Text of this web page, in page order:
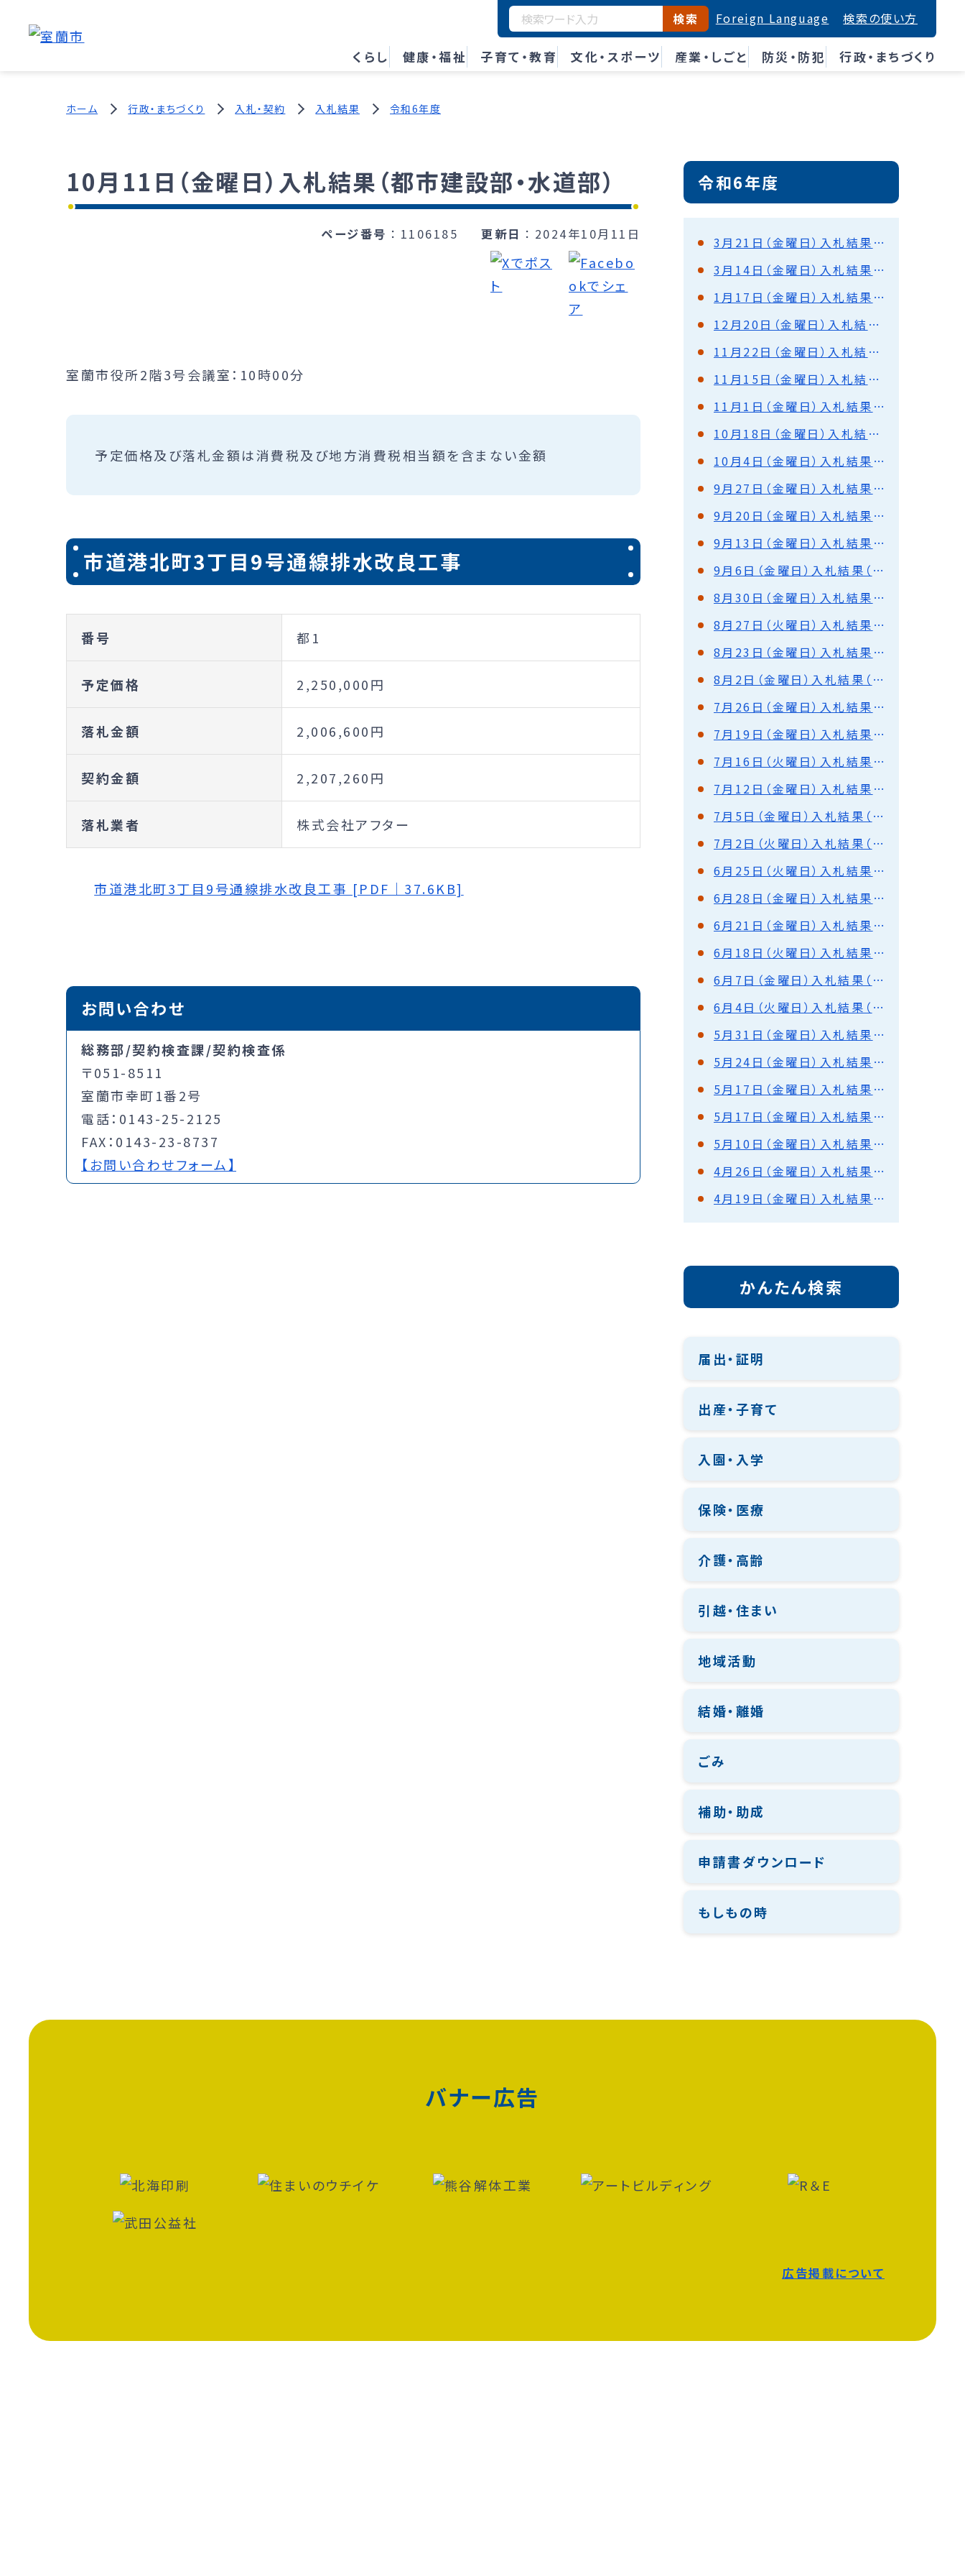
くらし 健康・福祉 子育て・教育 文化・スポーツ 産業・しごと 防災・防犯 行政・まちづくり
検索 Foreign Language 検索の使い方
ホーム 行政・まちづくり 入札・契約 入札結果 令和6年度
10月11日（金曜日）入札結果（都市建設部・水道部）
ページ番号 1106185 更新日 2024年10月11日
室蘭市役所2階3号会議室：10時00分
予定価格及び落札金額は消費税及び地方消費税相当額を含まない金額
市道港北町3丁目9号通線排水改良工事
番号 都1
予定価格 2,250,000円
落札金額 2,006,600円
契約金額 2,207,260円
落札業者 株式会社アフター
市道港北町3丁目9号通線排水改良工事 [PDF｜37.6KB]
お問い合わせ
総務部/契約検査課/契約検査係
〒051-8511
室蘭市幸町1番2号
電話：0143-25-2125
FAX：0143-23-8737
【お問い合わせフォーム】
令和6年度
3月21日（金曜日）入札結果（都市建設部・水道部）
3月14日（金曜日）入札結果（都市建設部・水道部）
1月17日（金曜日）入札結果（都市建設部・水道部）
12月20日（金曜日）入札結果（都市建設部・水道部）
11月22日（金曜日）入札結果（都市建設部・水道部）
11月15日（金曜日）入札結果（都市建設部・水道部）
11月1日（金曜日）入札結果（都市建設部・水道部）
10月18日（金曜日）入札結果（都市建設部・水道部）
10月4日（金曜日）入札結果（都市建設部・水道部）
9月27日（金曜日）入札結果（都市建設部・水道部）
9月20日（金曜日）入札結果（都市建設部・水道部）
9月13日（金曜日）入札結果（都市建設部・水道部）
9月6日（金曜日）入札結果（都市建設部・水道部）
8月30日（金曜日）入札結果（都市建設部・水道部）
8月27日（火曜日）入札結果（都市建設部・水道部）
8月23日（金曜日）入札結果（水道部）
8月2日（金曜日）入札結果（都市建設部・水道部）
7月26日（金曜日）入札結果（都市建設部・水道部）
7月19日（金曜日）入札結果（水道部）
7月16日（火曜日）入札結果（水道部）
7月12日（金曜日）入札結果（都市建設部・水道部）
7月5日（金曜日）入札結果（都市建設部・水道部）
7月2日（火曜日）入札結果（都市建設部）
6月25日（火曜日）入札結果（都市建設部）
6月28日（金曜日）入札結果（都市建設部）
6月21日（金曜日）入札結果（都市建設部・水道部）
6月18日（火曜日）入札結果（都市建設部）
6月7日（金曜日）入札結果（都市建設部・水道部）
6月4日（火曜日）入札結果（都市建設部）
5月31日（金曜日）入札結果（都市建設部）
5月24日（金曜日）入札結果（都市建設部）
5月17日（金曜日）入札結果（都市建設部・水道部）
5月17日（金曜日）入札結果（港湾部）
5月10日（金曜日）入札結果（都市建設部）
4月26日（金曜日）入札結果（都市建設部・水道部）
4月19日（金曜日）入札結果（都市建設部）
かんたん検索
届出・証明
出産・子育て
入園・入学
保険・医療
介護・高齢
引越・住まい
地域活動
結婚・離婚
ごみ
補助・助成
申請書ダウンロード
もしもの時
バナー広告
広告掲載について